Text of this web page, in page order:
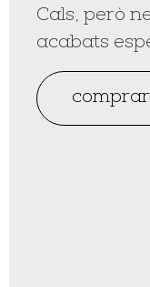
Cals, però
acabats
comprar